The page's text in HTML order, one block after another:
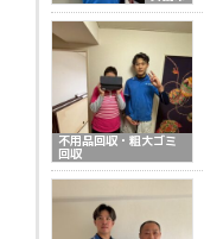
不用品回収・粗大ゴミ
回収